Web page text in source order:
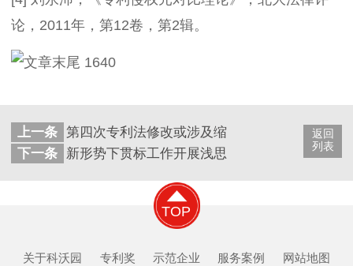
论，2011年，第12卷，第2辑。
返回
列表
上一条 第四次专利法修改或涉及缩短药品上市时间
下一条
新形势下贯标工作开展浅思考
TOP
关于科沃园 专利奖 示范企业 服务案例 网站地图